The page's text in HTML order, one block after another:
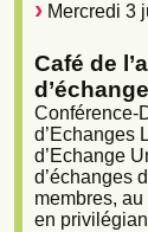
Mercredi 3
Café de
Conférence-
d’Echanges
d’Echange
d’échanges
membres,
en